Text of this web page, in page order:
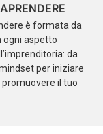
è formata da
ogni aspetto
da
per iniziare
il tuo